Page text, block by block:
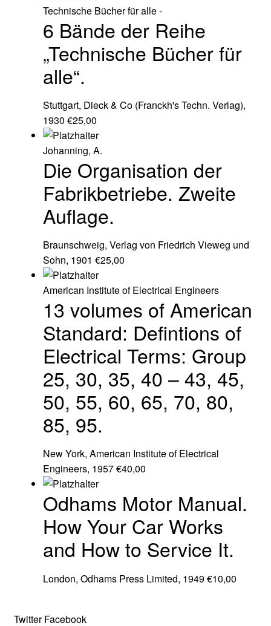
Technische Bücher für alle -
6 Bände der Reihe
„Technische Bücher für
alle“.
Stuttgart, Dieck & Co (Franckh's Techn. Verlag),
1930 €25,00
Johanning, A.
Die Organisation der
Fabrikbetriebe. Zweite
Auflage.
Braunschweig, Verlag von Friedrich Vieweg und
Sohn, 1901 €25,00
American Institute of Electrical Engineers
13 volumes of American
Standard: Defintions of
Electrical Terms: Group
25, 30, 35, 40 – 43, 45,
50, 55, 60, 65, 70, 80,
85, 95.
New York, American Institute of Electrical
Engineers, 1957€40,00
Odhams Motor Manual.
How Your Car Works
and How to Service It.
London, Odhams Press Limited, 1949€10,00
Twitter Facebook